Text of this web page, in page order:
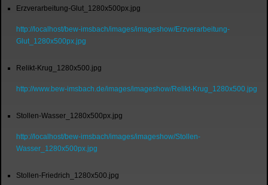
Erzverarbeitung-Glut_1280x500px.jpg
http://localhost/bew-imsbach/images/imageshow/Erzverarbeitung-
Glut_1280x500px.jpg
Relikt-Krug_1280x500.jpg
http://www.bew-imsbach.de/images/imageshow/Relikt-Krug_1280x500.jpg
Stollen-Wasser_1280x500px.jpg
http://localhost/bew-imsbach/images/imageshow/Stollen-
Wasser_1280x500px.jpg
Stollen-Friedrich_1280x500.jpg